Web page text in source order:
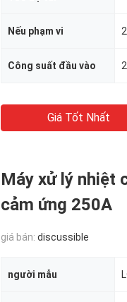
Nếu phạm vi
Công suất đầu vào
Giá Tốt Nhất
Máy xử lý nhiệt
cảm ứng 250A
giá bán: discussible
người mẫu